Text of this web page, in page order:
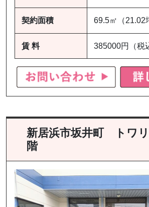
契約面積 69.5㎡（21.02
賃 料 385000円（税
新居浜市坂井町 トワ
階